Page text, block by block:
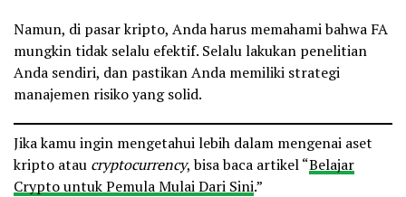
Namun, di pasar kripto, Anda harus memahami bahwa FA
mungkin tidak selalu efektif. Selalu lakukan penelitian
Anda sendiri, dan pastikan Anda memiliki strategi
manajemen risiko yang solid.
Jika kamu ingin mengetahui lebih dalam mengenai aset
kripto atau cryptocurrency, bisa baca artikel “Belajar
Crypto untuk Pemula Mulai Dari Sini.”